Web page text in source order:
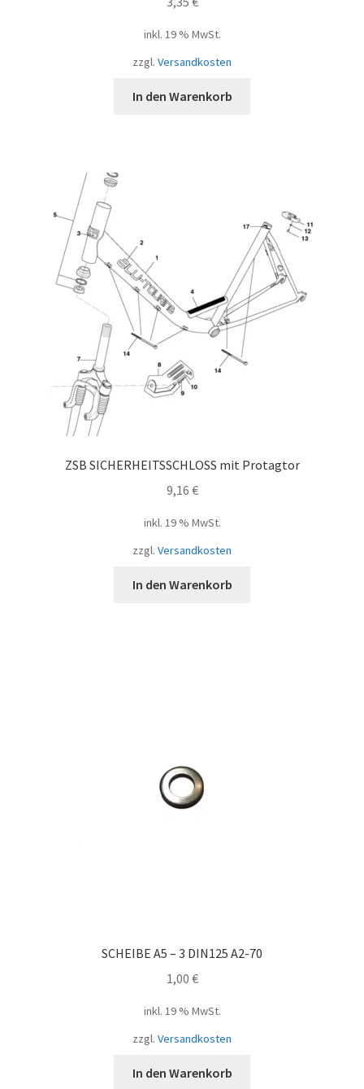
inkl. 19 % MwSt.
zzgl. Versandkosten
In den Warenkorb
ZSB SICHERHEITSSCHLOSS mit Protagtor
9,16 €
inkl. 19 % MwSt.
zzgl. Versandkosten
In den Warenkorb
SCHEIBE A5 – 3 DIN125 A2-70
1,00 €
inkl. 19 % MwSt.
zzgl. Versandkosten
In den Warenkorb